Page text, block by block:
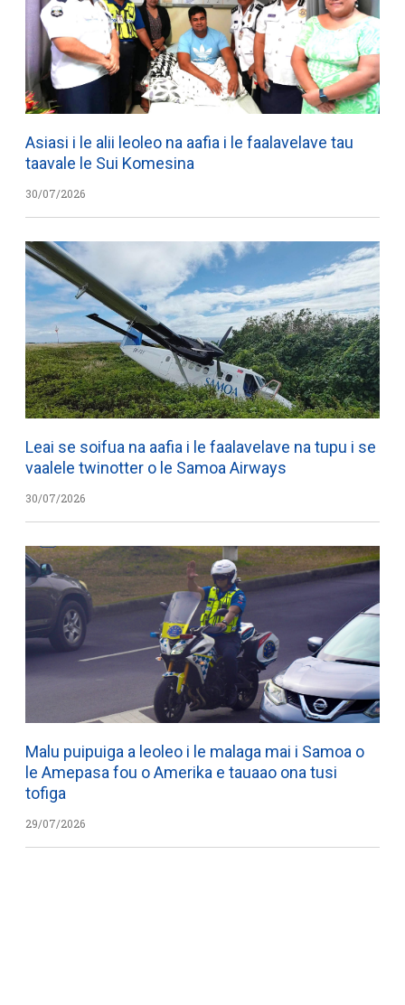
Asiasi i le alii leoleo na aafia i le faalavelave tau
taavale le Sui Komesina
30/07/2026
Leai se soifua na aafia i le faalavelave na tupu i se
vaalele twinotter o le Samoa Airways
30/07/2026
Malu puipuiga a leoleo i le malaga mai i Samoa o
le Amepasa fou o Amerika e tauaao ona tusi
tofiga
29/07/2026